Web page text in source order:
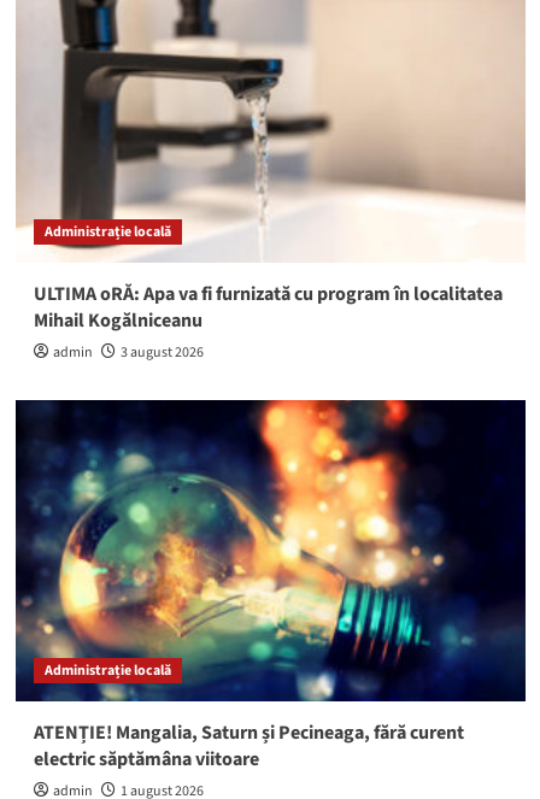
Administrație locală
ULTIMA oRĂ: Apa va fi furnizată cu program în localitatea
Mihail Kogălniceanu
admin 3 august 2026
Administrație locală
ATENȚIE! Mangalia, Saturn și Pecineaga, fără curent
electric săptămâna viitoare
admin 1 august 2026